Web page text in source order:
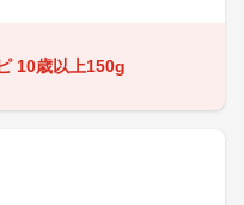
10歳以上150g